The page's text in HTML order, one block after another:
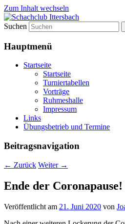
Zum Inhalt wechseln
Schachclub
Suchen
Hauptmenü
Startseite
Startseite
Turniertabellen
Vorträge
Ruhmeshalle
Impressum
Links
Übungsbetrieb und Termine
Beitragsnavigation
← Zurück Weiter →
Ende der Coronapause!
Veröffentlicht am 21. Juni 2020 von